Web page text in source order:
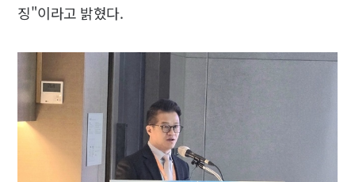
징"이라고 밝혔다.